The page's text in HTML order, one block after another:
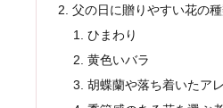
父の日に贈りやすい花の
ひまわり
黄色いバラ
胡蝶蘭や落ち着いたア